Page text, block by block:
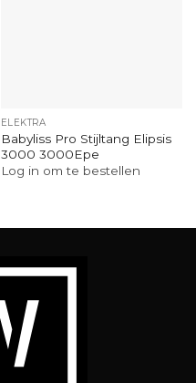
ELEKTRA
Babyliss Pro Stijltang Elipsis
3000 3000Epe
Log in om te bestellen